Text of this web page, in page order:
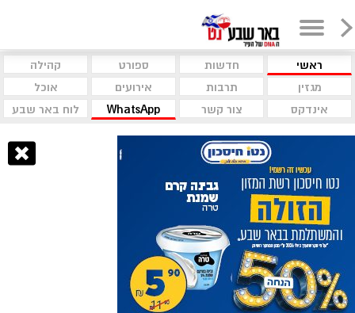
ראשי חדשות ספורט
קהילה
מגזין
תרבות אירועים
אוכל
אינדקס
צור קשר WhatsApp לוח באר שבע